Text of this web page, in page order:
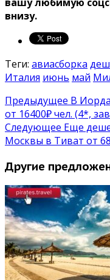
внизу.
Теги: авиасборка
Италия июнь май
Предыдущее В
от 16400₽ чел. (4*,
Следующее Еще
Москвы в Тиват от
Другие